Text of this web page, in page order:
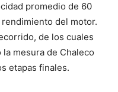
promedio de 60
del motor.
de los cuales
mesura de Chaleco
etapas finales.